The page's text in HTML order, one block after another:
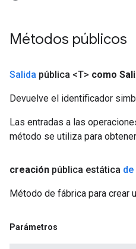
Métodos públicos
Salida pública <T> como
Devuelve el identificador
Las entradas a las
método se utiliza para
creación pública estática de
Método de fábrica para crear
Parámetros